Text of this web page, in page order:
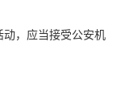
，应当接受公安机